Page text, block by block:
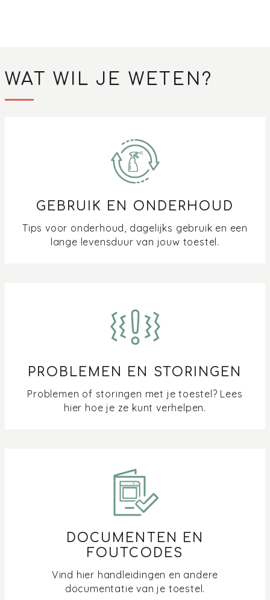
WAT WIL JE WETEN?
GEBRUIK EN ONDERHOUD
Tips voor onderhoud, dagelijks gebruik en een
lange levensduur van jouw toestel.
PROBLEMEN EN STORINGEN
Problemen of storingen met je toestel? Lees
hier hoe je ze kunt verhelpen.
DOCUMENTEN EN
FOUTCODES
Vind hier handleidingen en andere
documentatie van je toestel.